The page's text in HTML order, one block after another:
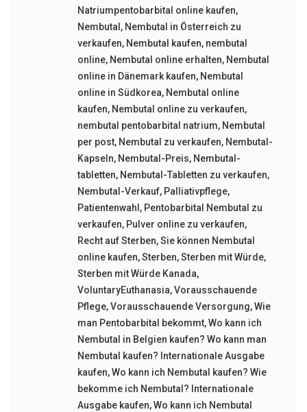
Natriumpentobarbital online kaufen,
Nembutal , Nembutal in Österreich zu
verkaufen, Nembutal kaufen, nembutal
online, Nembutal online erhalten, Nembutal
online in Dänemark kaufen, Nembutal
online in Südkorea, Nembutal online
kaufen, Nembutal online zu verkaufen,
nembutal pentobarbital natrium, Nembutal
per post, Nembutal zu verkaufen, Nembutal-
Kapseln, Nembutal-Preis, Nembutal-
tabletten, Nembutal-Tabletten zu verkaufen,
Nembutal-Verkauf, Palliativpflege,
Patientenwahl , Pentobarbital Nembutal zu
verkaufen, Pulver online zu verkaufen,
Recht auf Sterben,Sie können Nembutal
online kaufen,Sterben,Sterben mit Würde,
Sterben mit Würde Kanada,
VoluntaryEuthanasia,Vorausschauende
Pflege,Vorausschauende Versorgung,Wie
man Pentobarbital bekommt,Wo kann ich
Nembutal in Belgien kaufen? Wo kann man
Nembutal kaufen? Internationale Ausgabe
kaufen,Wo kann ich Nembutal kaufen? Wie
bekomme ich Nembutal? Internationale
Ausgabe kaufen,Wo kann ich Nembutal